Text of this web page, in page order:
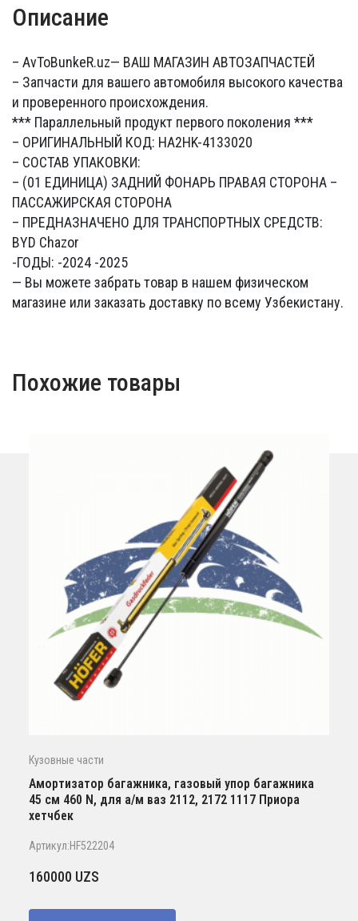
Описание
– AvToBunkeR.uz— ВАШ МАГАЗИН АВТОЗАПЧАСТЕЙ
– Запчасти для вашего автомобиля высокого качества
и проверенного происхождения.
*** Параллельный продукт первого поколения ***
– ОРИГИНАЛЬНЫЙ КОД: HA2HK-4133020
– СОСТАВ УПАКОВКИ:
– (01 ЕДИНИЦА) ЗАДНИЙ ФОНАРЬ ПРАВАЯ СТОРОНА –
ПАССАЖИРСКАЯ СТОРОНА
– ПРЕДНАЗНАЧЕНО ДЛЯ ТРАНСПОРТНЫХ СРЕДСТВ:
BYD Chazor
-ГОДЫ: -2024 -2025
— Вы можете забрать товар в нашем физическом
магазине или заказать доставку по всему Узбекистану.
Похожие товары
Кузовные части
Амортизатор багажника, газовый упор багажника
45 см 460 N, для а/м ваз 2112, 2172 1117 Приора
хетчбек
Артикул:HF522204
160000 UZS